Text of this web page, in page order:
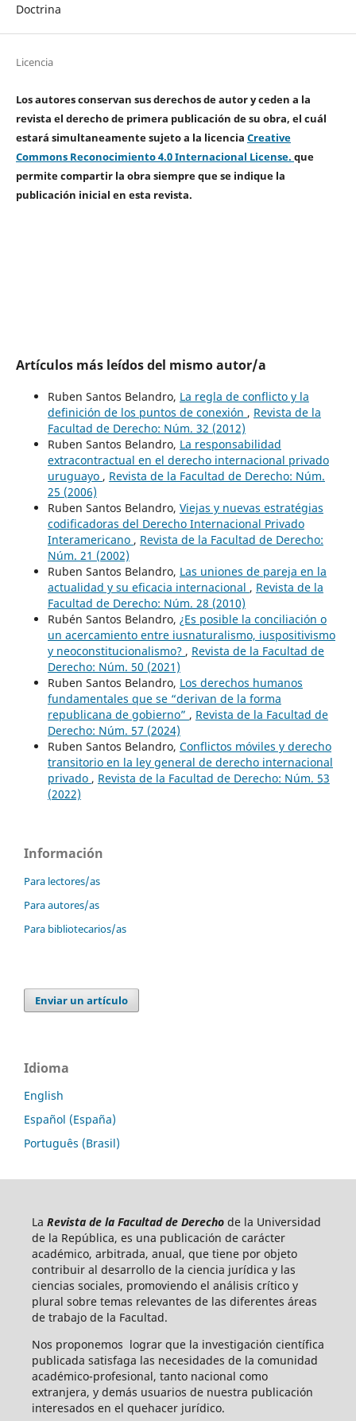
Doctrina
Licencia
Los autores conservan sus derechos de autor y ceden a la
revista el derecho de primera publicación de su obra, el cuál
estará simultaneamente sujeto a la licencia Creative
Commons Reconocimiento 4.0 Internacional License. que
permite compartir la obra siempre que se indique la
publicación inicial en esta revista.
Artículos más leídos del mismo autor/a
Ruben Santos Belandro, La regla de conflicto y la
definición de los puntos de conexión , Revista de la
Facultad de Derecho: Núm. 32 (2012)
Ruben Santos Belandro, La responsabilidad
extracontractual en el derecho internacional privado
uruguayo , Revista de la Facultad de Derecho: Núm.
25 (2006)
Ruben Santos Belandro, Viejas y nuevas estratégias
codificadoras del Derecho Internacional Privado
Interamericano , Revista de la Facultad de Derecho:
Núm. 21 (2002)
Ruben Santos Belandro, Las uniones de pareja en la
actualidad y su eficacia internacional , Revista de la
Facultad de Derecho: Núm. 28 (2010)
Rubén Santos Belandro, ¿Es posible la conciliación o
un acercamiento entre iusnaturalismo, iuspositivismo
y neoconstitucionalismo? , Revista de la Facultad de
Derecho: Núm. 50 (2021)
Ruben Santos Belandro, Los derechos humanos
fundamentales que se “derivan de la forma
republicana de gobierno” , Revista de la Facultad de
Derecho: Núm. 57 (2024)
Ruben Santos Belandro, Conflictos móviles y derecho
transitorio en la ley general de derecho internacional
privado , Revista de la Facultad de Derecho: Núm. 53
(2022)
Información
Para lectores/as
Para autores/as
Para bibliotecarios/as
Enviar un artículo
Idioma
English
Español (España)
Português (Brasil)
La Revista de la Facultad de Derecho de la Universidad
de la República, es una publicación de carácter
académico, arbitrada, anual, que tiene por objeto
contribuir al desarrollo de la ciencia jurídica y las
ciencias sociales, promoviendo el análisis crítico y
plural sobre temas relevantes de las diferentes áreas
de trabajo de la Facultad.
Nos proponemos lograr que la investigación científica
publicada satisfaga las necesidades de la comunidad
académico-profesional, tanto nacional como
extranjera, y demás usuarios de nuestra publicación
interesados en el quehacer jurídico.